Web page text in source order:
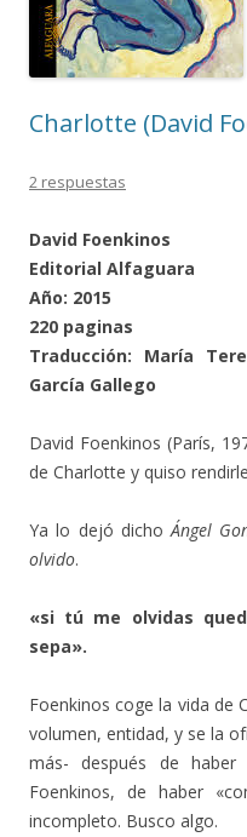
Charlotte (David
2 respuestas
David Foenkinos
Editorial Alfaguara
Año: 2015
220 paginas
Traducción: María
García Gallego
David Foenkinos (París,
de Charlotte y quiso
Ya lo dejó dichoÁngel
olvido.
«si tú me olvidas
sepa».
Foenkinos coge la vida de
volumen, entidad, y se la
más- después de
Foenkinos, de haber
incompleto. Busco algo.